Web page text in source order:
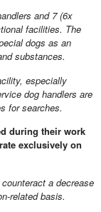
and 7 (6x
facilities. The
dogs as an
substances.
especially
dog handlers are
for searches.
during their work
exclusively on
a decrease
related basis.